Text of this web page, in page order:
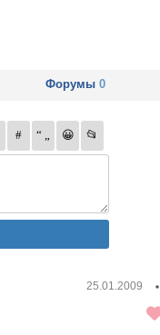
Форумы 0
25.01.2009